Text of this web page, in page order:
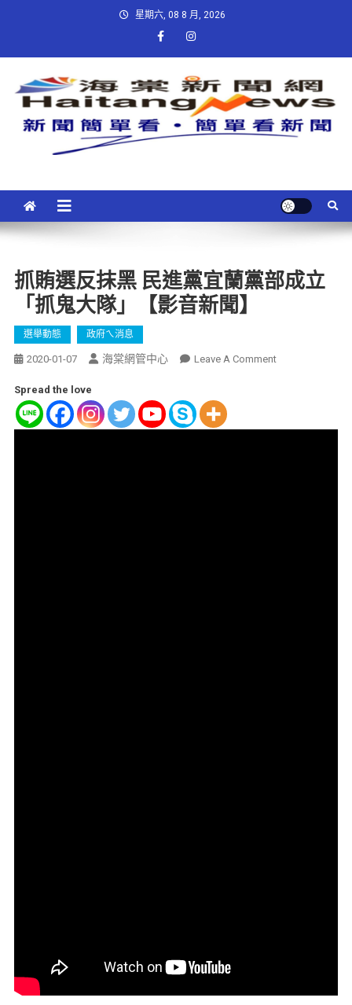
星期六, 08 8 月, 2026
抓賄選反抹黑 民進黨宜蘭黨部成立
「抓鬼大隊」【影音新聞】
選舉動態 政府ㄟ消息
2020-01-07 海棠網管中心 Leave A Comment
Spread the love